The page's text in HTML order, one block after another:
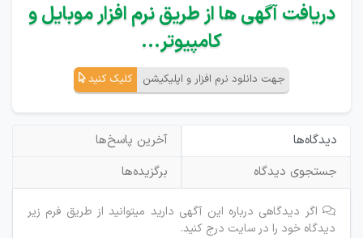
دریافت آگهی ها از طریق نرم افزار موبایل و
کامپیوتر...
جهت دانلود نرم افزار و اپلیکیشن کلیک کنید
دیدگاه‌ها
آخرین پاسخ‌ها
جستجوی دیدگاه
برگزیده‌ها
اگر دیدگاهی درباره این آگهی دارید میتوانید از طریق فرم زیر
دیدگاه خود را در سایت درج کنید.